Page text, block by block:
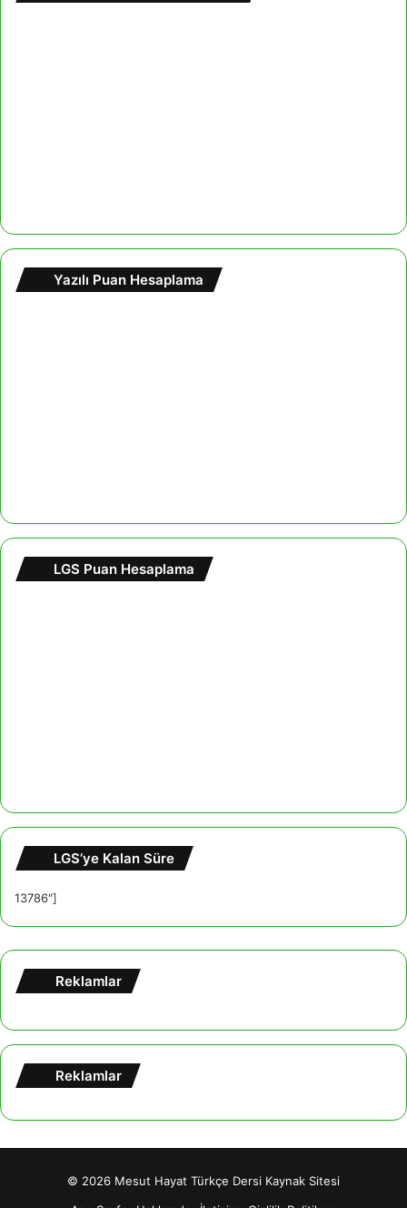
Yazılı Puan Hesaplama
LGS Puan Hesaplama
LGS’ye Kalan Süre
13786"]
Reklamlar
Reklamlar
© 2026 Mesut Hayat Türkçe Dersi Kaynak Sitesi